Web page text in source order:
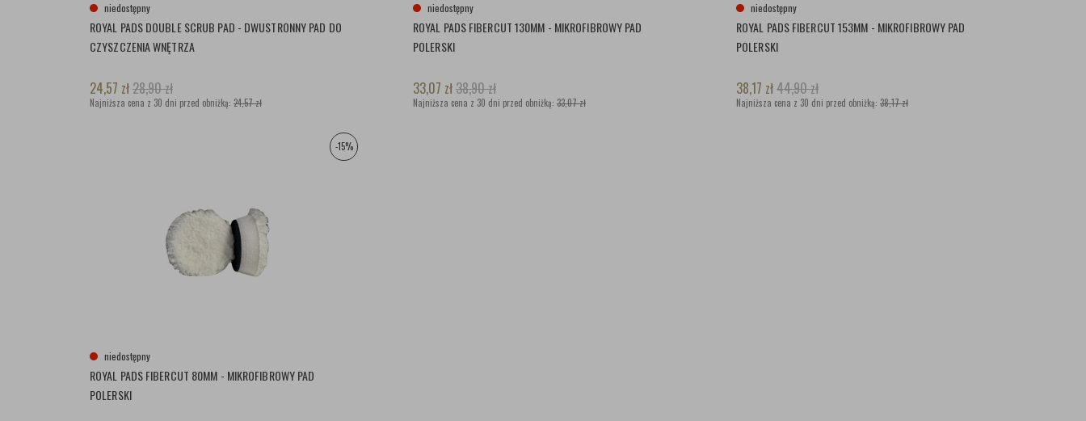
niedostępny
ROYAL PADS DOUBLE SCRUB PAD - DWUSTRONNY PAD DO
CZYSZCZENIA WNĘTRZA
24,57 zł28,90zł
Najniższa cena z 30 dni przed obniżką: 24,57 zł
niedostępny
ROYAL PADS FIBERCUT 130MM - MIKROFIBROWY PAD
POLERSKI
33,07 zł38,90zł
Najniższa cena z 30 dni przed obniżką: 33,07 zł
niedostępny
ROYAL PADS FIBERCUT 153MM - MIKROFIBROWY PAD
POLERSKI
38,17 zł44,90zł
Najniższa cena z 30 dni przed obniżką: 38,17 zł
-15%
niedostępny
ROYAL PADS FIBERCUT 80MM - MIKROFIBROWY PAD
POLERSKI